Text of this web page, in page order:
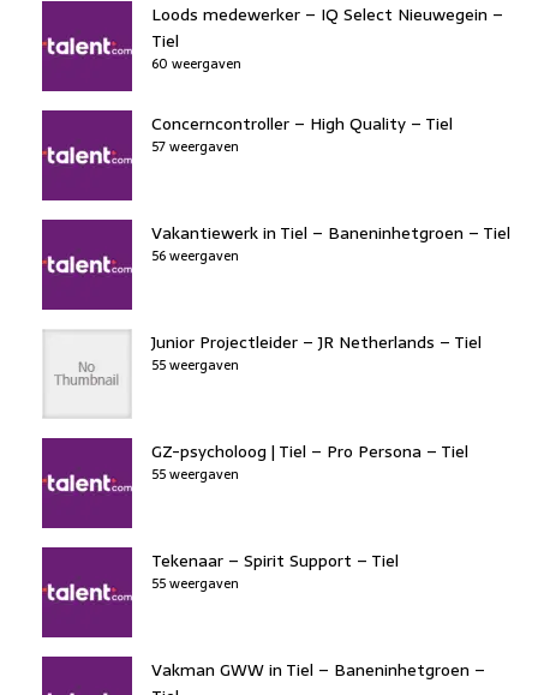
Loods medewerker – IQ Select Nieuwegein –
Tiel
60 weergaven
Concerncontroller – High Quality – Tiel
57 weergaven
Vakantiewerk in Tiel – Baneninhetgroen – Tiel
56 weergaven
Junior Projectleider – JR Netherlands – Tiel
55 weergaven
GZ-psycholoog | Tiel – Pro Persona – Tiel
55 weergaven
Tekenaar – Spirit Support – Tiel
55 weergaven
Vakman GWW in Tiel – Baneninhetgroen –